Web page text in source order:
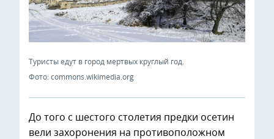
Туристы едут в город мертвых круглый год.
Фото: commons.wikimedia.org
До того с шестого столетия предки осетин
вели захоронения на противоположном